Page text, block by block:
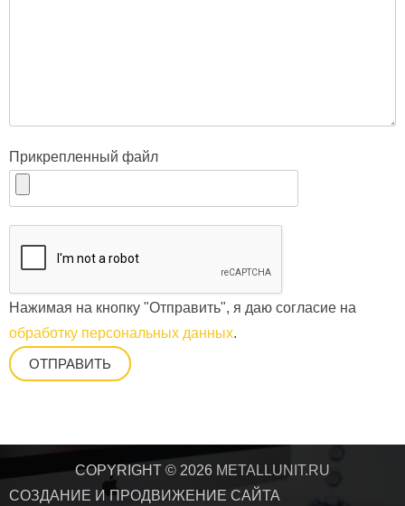
Прикрепленный файл
Нажимая на кнопку "Отправить", я даю согласие на
обработку персональных данных.
COPYRIGHT © 2026 METALLUNIT.RU
СОЗДАНИЕ И ПРОДВИЖЕНИЕ САЙТА